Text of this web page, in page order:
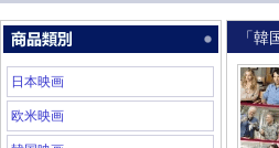
日本映画
欧米映画
「